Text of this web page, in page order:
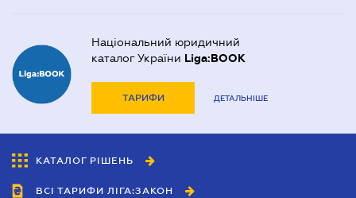
Національний юридичний
каталог України Liga:BOOK
ТАРИФИ ДЕТАЛЬНІШЕ
КАТАЛОГ РІШЕНЬ
ВСІ ТАРИФИ ЛІГА:ЗАКОН